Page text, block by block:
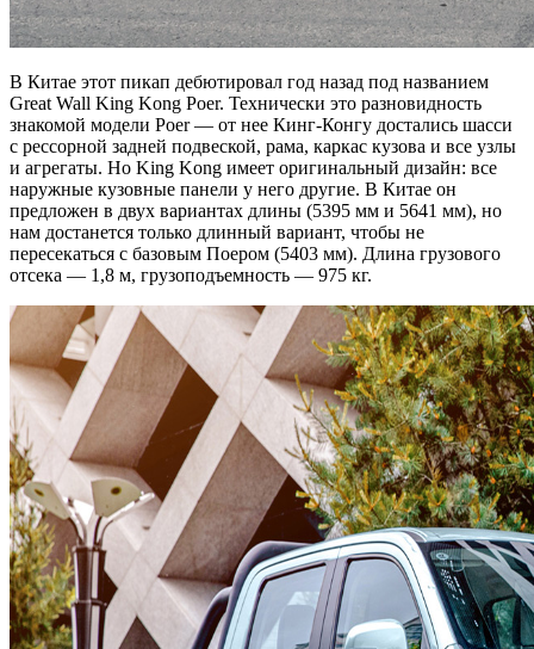
В Китае этот пикап дебютировал год назад под названием
Great Wall King Kong Poer. Технически это разновидность
знакомой модели Poer — от нее Кинг-Конгу достались шасси
с рессорной задней подвеской, рама, каркас кузова и все узлы
и агрегаты. Но King Kong имеет оригинальный дизайн: все
наружные кузовные панели у него другие. В Китае он
предложен в двух вариантах длины (5395 мм и 5641 мм), но
нам достанется только длинный вариант, чтобы не
пересекаться с базовым Поером (5403 мм). Длина грузового
отсека — 1,8 м, грузоподъемность — 975 кг.